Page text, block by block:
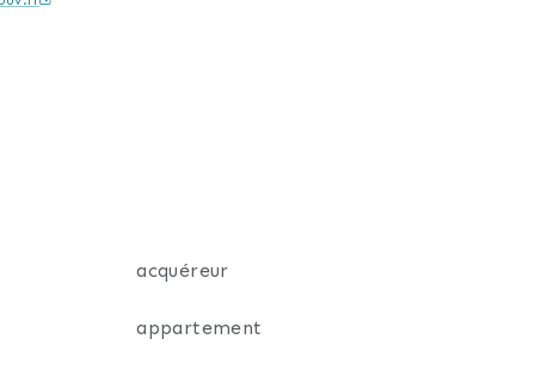
indépendant en immobilier
acquéreur
appartement